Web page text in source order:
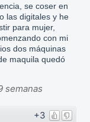
se coser en
las digitales y he
para mujer,
con mi
dos máquinas
maquila quedó
semanas
+3